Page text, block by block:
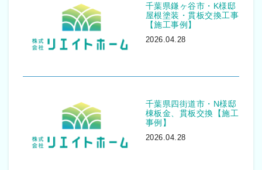
千葉県鎌ヶ谷市・K様邸
屋根塗装・貫板交換工事
【施工事例】
2026.04.28
千葉県四街道市・N様邸
棟板金、貫板交換【施工
事例】
2026.04.28